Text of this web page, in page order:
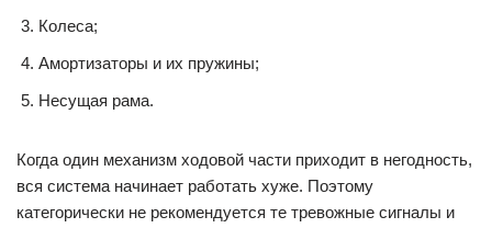
Колеса;
Амортизаторы и их пружины;
Несущая рама.
Когда один механизм ходовой части приходит в негодность,
вся система начинает работать хуже. Поэтому
категорически не рекомендуется те тревожные сигналы и